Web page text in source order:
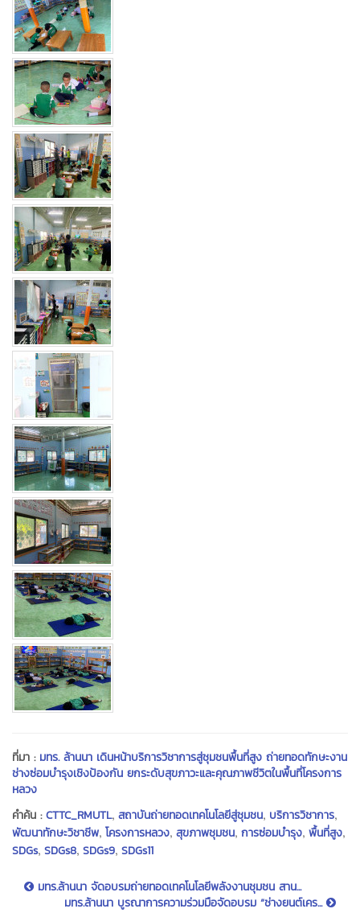
ที่มา : มทร. ล้านนา เดินหน้าบริการวิชาการสู่ชุมชนพื้นที่สูง ถ่ายทอดทักษะงาน
ช่างซ่อมบำรุงเชิงป้องกัน ยกระดับสุขภาวะและคุณภาพชีวิตในพื้นที่โครงการ
หลวง
คำค้น :CTTC_RMUTL, สถาบันถ่ายทอดเทคโนโลยีสู่ชุมชน, บริการวิชาการ,
พัฒนาทักษะวิชาชีพ, โครงการหลวง, สุขภาพชุมชน, การซ่อมบำรุง, พื้นที่สูง,
SDGs, SDGs8, SDGs9, SDGs11
มทร.ล้านนา จัดอบรมถ่ายทอดเทคโนโลยีพลังงานชุมชน สาน...
มทร.ล้านนา บูรณาการความร่วมมือจัดอบรม “ช่างยนต์เคร...